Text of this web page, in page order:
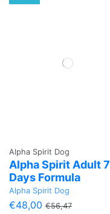
Alpha Spirit Dog
Alpha Spirit Adult 7
Days Formula
Alpha Spirit Dog
€48,00 €56,47